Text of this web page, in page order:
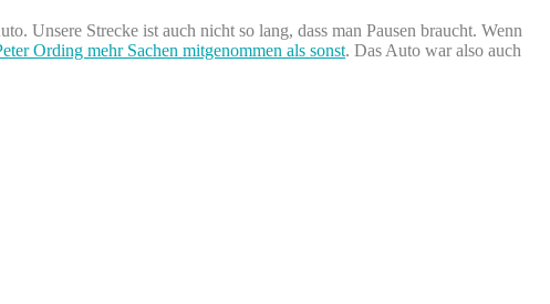
Unsere Strecke ist auch nicht so lang, dass man Pausen braucht. Wenn
Ording mehr Sachen mitgenommen als sonst. Das Auto war also auch